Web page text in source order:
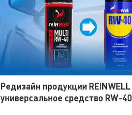
Редизайн продукции REINWELL
универсальное средство RW-40